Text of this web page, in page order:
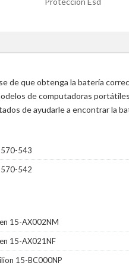
de que obtenga la batería
de computadoras
de ayudarle a encontrar la
543
542
15-AX002NM
15-AX021NF
15-BC000NP